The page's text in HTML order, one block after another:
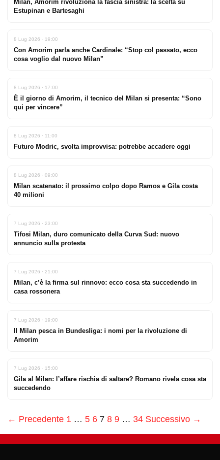
Milan, Amorim rivoluziona la fascia sinistra: la scelta su
Estupinan e Bartesaghi
8 Lug 2026 · 19:00
Con Amorim parla anche Cardinale: “Stop col passato, ecco
cosa voglio dal nuovo Milan”
8 Lug 2026 · 17:00
È il giorno di Amorim, il tecnico del Milan si presenta: “Sono
qui per vincere”
8 Lug 2026 · 11:00
Futuro Modric, svolta improvvisa: potrebbe accadere oggi
8 Lug 2026 · 09:00
Milan scatenato: il prossimo colpo dopo Ramos e Gila costa
40 milioni
7 Lug 2026 · 23:00
Tifosi Milan, duro comunicato della Curva Sud: nuovo
annuncio sulla protesta
7 Lug 2026 · 21:00
Milan, c’è la firma sul rinnovo: ecco cosa sta succedendo in
casa rossonera
7 Lug 2026 · 19:00
Il Milan pesca in Bundesliga: i nomi per la rivoluzione di
Amorim
7 Lug 2026 · 15:00
Gila al Milan: l’affare rischia di saltare? Romano rivela cosa sta
succedendo
← Precedente 1 … 5 6 7 8 9 … 34 Successivo →